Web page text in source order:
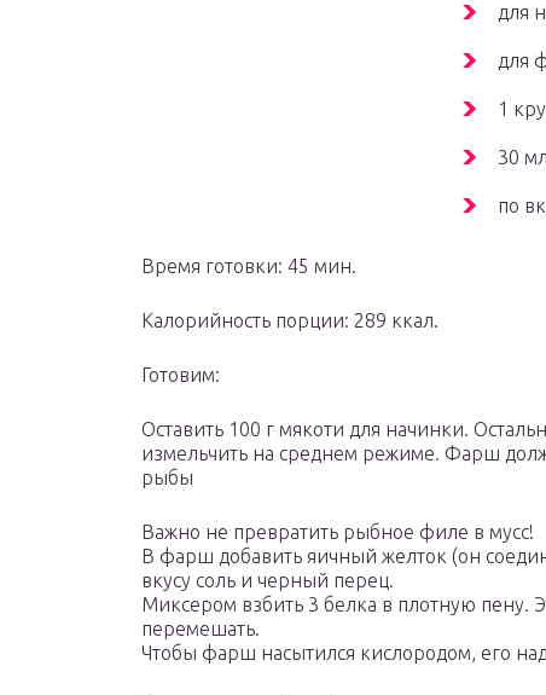
для
для
1
30
по
Время готовки: 45 мин.
Калорийность порции: 289 ккал.
Готовим:
Оставить 100 г мякоти для начинки.
измельчить на среднем режиме. Фарш
рыбы
Важно не превратить рыбное филе в мусс!
В фарш добавить яичный желток (он
вкусу соль и черный перец.
Миксером взбить 3 белка в плотную пену.
перемешать.
Чтобы фарш насытился кислородом, его